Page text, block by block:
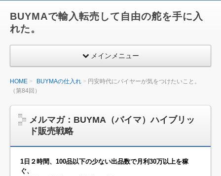
BUYMAで輸入転売して自由の舵を手に入
れた。
メインメニュー
HOME BUYMAの仕入れ
円安時代にバイヤーが気をつけたいこと。
（第84回）
メルマガ：BUYMA（バイマ）ハイブリッ
ド販売戦略
1日２時間、100品以下の少ない出品数で月利30万以上を稼
ぐ、